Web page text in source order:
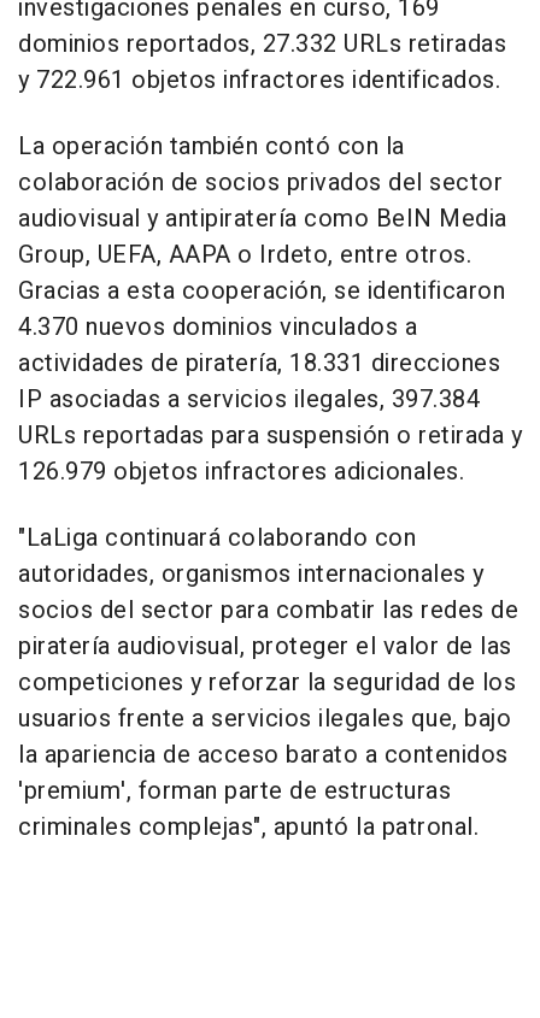
investigaciones penales en curso, 169
dominios reportados, 27.332 URLs retiradas
y 722.961 objetos infractores identificados.
La operación también contó con la
colaboración de socios privados del sector
audiovisual y antipiratería como BeIN Media
Group, UEFA, AAPA o Irdeto, entre otros.
Gracias a esta cooperación, se identificaron
4.370 nuevos dominios vinculados a
actividades de piratería, 18.331 direcciones
IP asociadas a servicios ilegales, 397.384
URLs reportadas para suspensión o retirada y
126.979 objetos infractores adicionales.
"LaLiga continuará colaborando con
autoridades, organismos internacionales y
socios del sector para combatir las redes de
piratería audiovisual, proteger el valor de las
competiciones y reforzar la seguridad de los
usuarios frente a servicios ilegales que, bajo
la apariencia de acceso barato a contenidos
'premium', forman parte de estructuras
criminales complejas", apuntó la patronal.